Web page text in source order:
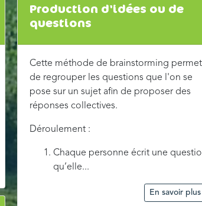
Production d'idées ou de
questions
Cette méthode de brainstorming permet
de regrouper les questions que l'on se
pose sur un sujet afin de proposer des
réponses collectives.
Déroulement :
Chaque personne écrit une
qu’elle...
En savoir plus